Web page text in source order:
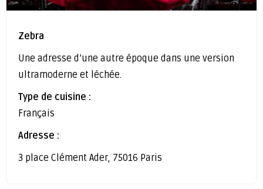
Zebra
Une adresse d’une autre époque dans une version
ultramoderne et léchée.
Type de cuisine :
Français
Adresse :
3 place Clément Ader, 75016 Paris